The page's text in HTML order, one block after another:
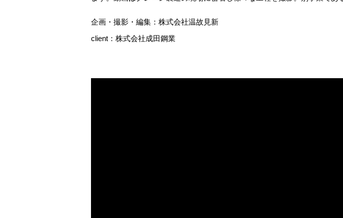
企画・撮影・編集：株式会社温故見新
client：株式会社成田鋼業